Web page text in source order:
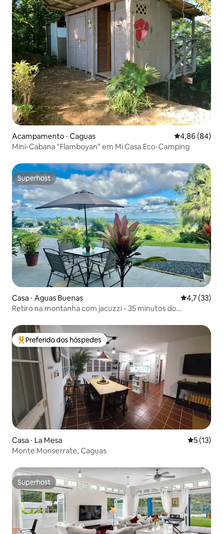
Acampamento ⋅ Caguas 4,86 de uma
4,86 (84)
Mini-Cabana "Flamboyan" em Mi Casa Eco-Camping
Superhost
Superhost
Casa ⋅ Aguas Buenas 4,7 de uma
4,7 (33)
Retiro na montanha com jacuzzi - 35 minutos do
Entre os melhores preferidos dos hóspedes
Preferido dos hóspedes
Casa ⋅ La Mesa 5 de uma
5 (13)
Monte Monserrate, Caguas
Superhost
Superhost